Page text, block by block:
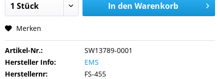
In den Warenkorb
Merken
Artikel-Nr.:
SW13789-0001
Hersteller Info:
EMS
Herstellernr:
FS-455